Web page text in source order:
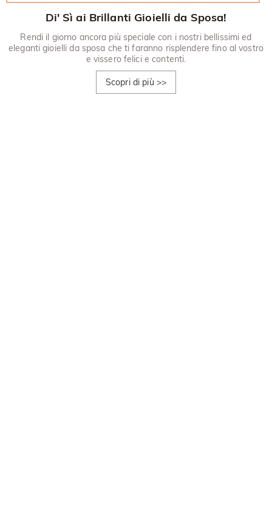
Di' Sì ai Brillanti Gioielli da Sposa!
Rendi il giorno ancora più speciale con i nostri bellissimi ed
eleganti gioielli da sposa che ti faranno risplendere fino al vostro
e vissero felici e contenti.
Scopri di più >>